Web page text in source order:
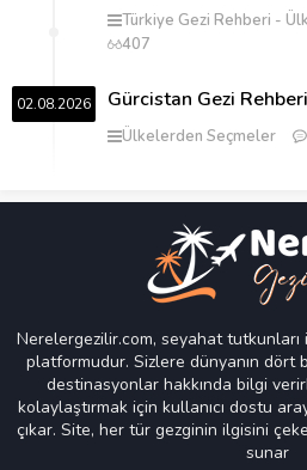
Türkiye Gezi Rehberi
407
02.08.2026 Gürcistan Gezi
Ülkelerden Seçmeler
Nerelergezilir.com, seyahat tutkunları
platformudur. Sizlere dünyanın dört
destinasyonlar hakkında bilgi
kolaylaştırmak için kullanıcı dostu
çıkar. Site, her tür gezginin ilgisini
sunar